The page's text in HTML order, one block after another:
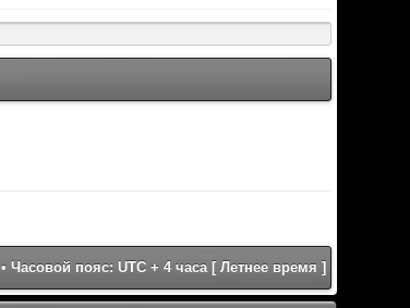
• Часовой пояс: UTC + 4 часа [ Летнее время ]